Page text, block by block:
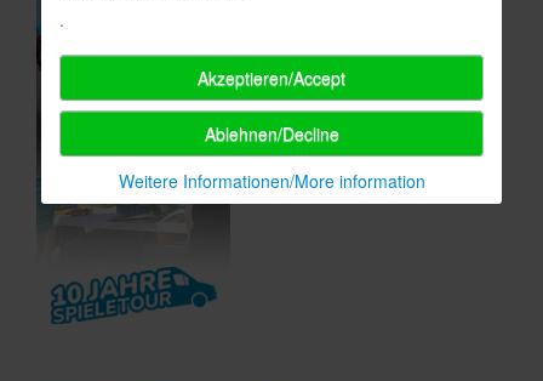
.
Akzeptieren/Accept
Ablehnen/Decline
Weitere Informationen/More information